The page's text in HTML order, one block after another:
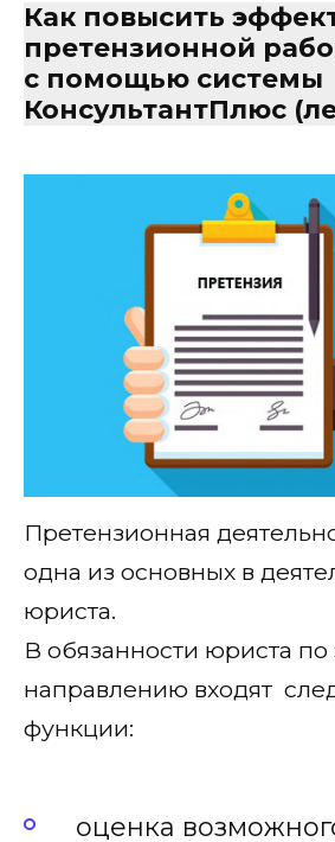
Как повысить
претензионной
с помощью системы
КонсультантПлюс
Претензионная
одна из основных в
юриста.
В обязанности юриста по
направлению входят
функции:
оценка